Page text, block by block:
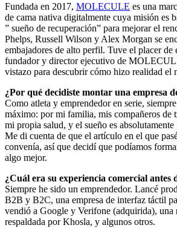
Fundada en 2017, MOLECULE es una
de cama nativa digitalmente cuya misión es
” sueño de recuperación” para mejorar el
Phelps, Russell Wilson y Alex Morgan se
embajadores de alto perfil. Tuve el placer de
fundador y director ejecutivo de
vistazo para descubrir cómo hizo realidad el
¿Por qué decidiste montar una empresa
Como atleta y emprendedor en serie,
máximo: por mi familia, mis compañeros de
mi propia salud, y el sueño es absolutamente
Me di cuenta de que el artículo en el que
convenía, así que decidí que podíamos
algo mejor.
¿Cuál era su experiencia comercial antes
Siempre he sido un emprendedor. Lancé
B2B y B2C, una empresa de interfaz táctil
vendió a Google y Verifone (adquirida), una
respaldada por Khosla, y algunos otros.